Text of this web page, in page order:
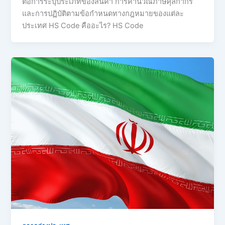
และการปฏิบัติตามข้อกำหนดทางกฎหมายของแต่ละ
ประเทศ HS Code คืออะไร? HS Code